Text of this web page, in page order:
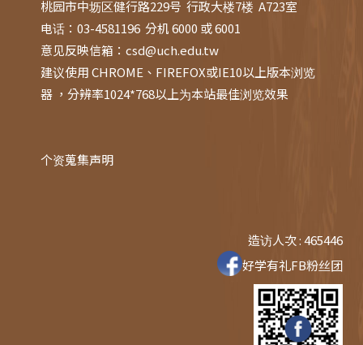
桃园市中坜区健行路229号 行政大楼7楼 A723室
电话：03-4581196 分机 6000 或 6001
意见反映信箱： csd@uch.edu.tw
建议使用 CHROME、FIREFOX或IE10以上版本浏览
器 ，分辨率1024*768以上为本站最佳浏览效果
个资蒐集声明
造访人次 : 465446
好学有礼FB粉丝团